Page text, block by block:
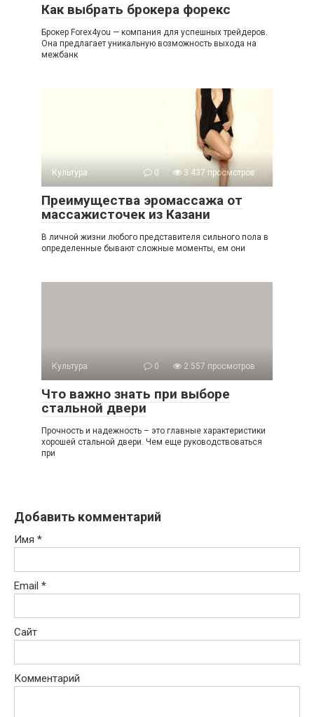
Как выбрать брокера форекс
Брокер Forex4you — компания для успешных трейдеров.
Она предлагает уникальную возможность выхода на
межбанк
Культура 0 3 437 просмотров
Преимущества эромассажа от
массажисточек из Казани
В личной жизни любого представителя сильного пола в
определенные бывают сложные моменты, ем они
Культура 0 2 557 просмотров
Что важно знать при выборе
стальной двери
Прочность и надежность – это главные характеристики
хорошей стальной двери. Чем еще руководствоваться
при
Добавить комментарий
Имя *
Email *
Сайт
Комментарий